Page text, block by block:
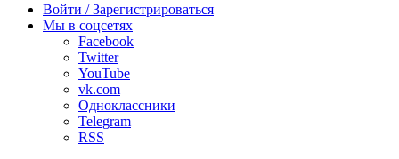
радио
Войти / Зарегистрироваться
Мы в соцсетях
Facebook
Twitter
YouTube
vk.com
Одноклассники
Telegram
RSS